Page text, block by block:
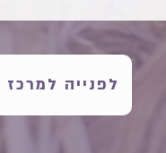
לפנייה